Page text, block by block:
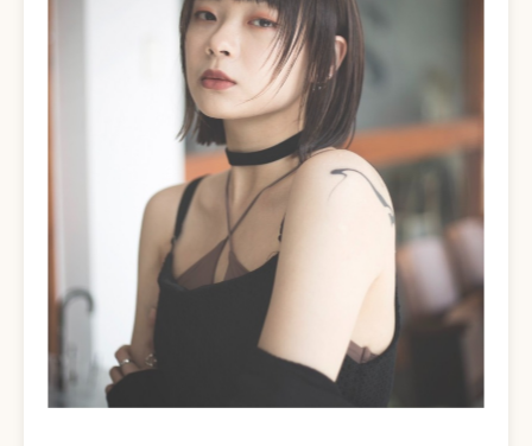
INFORMATION
資訊中心
ONLINE SHOP
電商網站